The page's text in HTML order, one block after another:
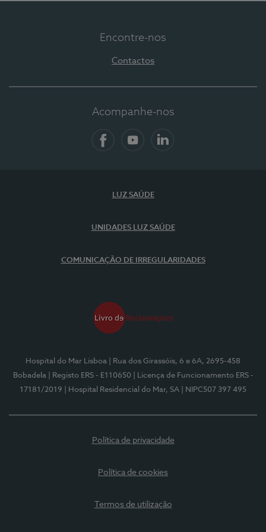
Encontre-nos
Contactos
Acompanhe-nos
LUZ SAÚDE
UNIDADES LUZ SAÚDE
COMUNICAÇÃO DE IRREGULARIDADES
Hospital do Mar Lisboa
| Rua dos Girassóis, 6 e 6A, 2695-458
Bobadela
| Registo ERS - E110650
| Licença de Funcionamento ERS -
17181/2019
| Hospital Residencial do Mar, SA | NIPC507 397 495
Política de privacidade
Política de cookies
Termos de utilização